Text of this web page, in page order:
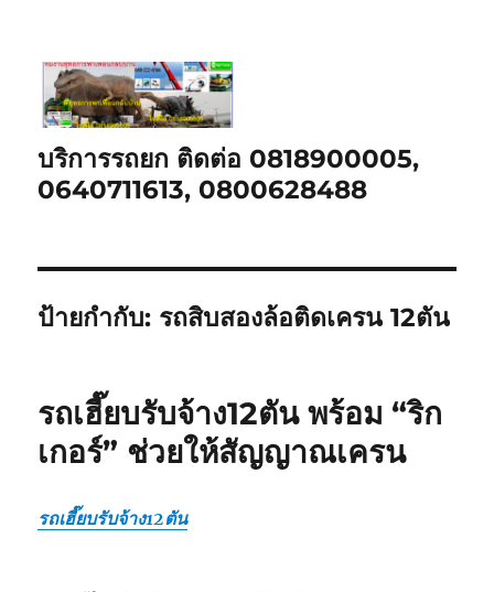
บริการรถยก ติดต่อ 0818900005,
0640711613, 0800628488
ป้ายกำกับ: รถสิบสองล้อติดเครน 12ตัน
รถเฮี๊ยบรับจ้าง12ตัน พร้อม “ริก
เกอร์” ช่วยให้สัญญาณเครน
รถเฮี๊ยบรับจ้าง12ตัน